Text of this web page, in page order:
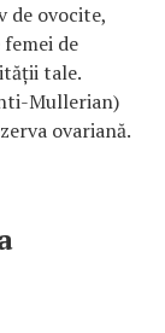
de ovocite,
de
tale.
Mullerian)
ovariană.